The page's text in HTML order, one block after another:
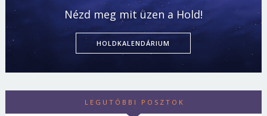
Nézd meg mit üzen a Hold!
HOLDKALENDÁRIUM
LEGUTÓBBI POSZTOK